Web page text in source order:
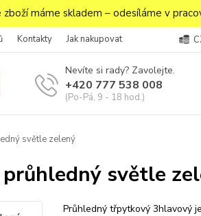
máme skladem – odesíláme v
Kontakty Jak nakupovat
Nevíte si rady? Zavolejte.
+420 777 538 008
(Po-Pá, 9 - 18 hod.)
světle zelený
světle
Průhledný třpytkový 3hlavový